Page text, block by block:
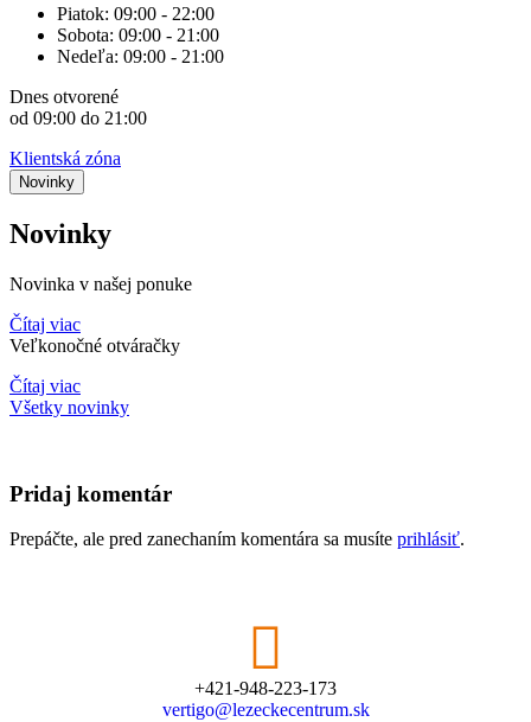
Piatok: 09:00 - 22:00
Sobota: 09:00 - 21:00
Nedeľa: 09:00 - 21:00
Dnes otvorené
od 09:00 do 21:00
Klientská zóna
Novinky
Novinky
Novinka v našej ponuke
Čítaj viac
Veľkonočné otváračky
Čítaj viac
Všetky novinky
Pridaj komentár
Prepáčte, ale pred zanechaním komentára sa musíte prihlásiť.
+421-948-223-173
vertigo@lezeckecentrum.sk